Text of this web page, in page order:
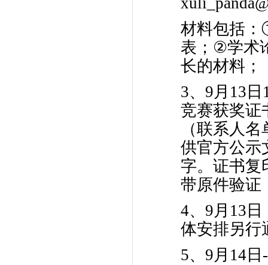
材料包括：
表； ②学术
长的材料；
3、9月13
竞赛获奖证
（联系人
供官方公示
字。证书复
带原件验证
4、9月13
体安排另行
5、9月14